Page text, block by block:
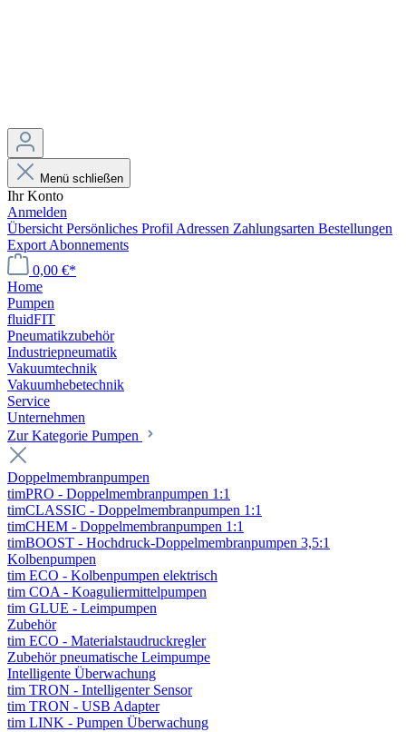
Menü schließen
Ihr Konto
Anmelden
Übersicht Persönliches Profil Adressen Zahlungsarten Bestellungen
Export Abonnements
0,00 €*
Home
Pumpen
fluidFIT
Pneumatikzubehör
Industriepneumatik
Vakuumtechnik
Vakuumhebetechnik
Service
Unternehmen
Zur Kategorie Pumpen
Doppelmembranpumpen
timPRO - Doppelmembranpumpen 1:1
timCLASSIC - Doppelmembranpumpen 1:1
timCHEM - Doppelmembranpumpen 1:1
timBOOST - Hochdruck-Doppelmembranpumpen 3,5:1
Kolbenpumpen
tim ECO - Kolbenpumpen elektrisch
tim COA - Koaguliermittelpumpen
tim GLUE - Leimpumpen
Zubehör
tim ECO - Materialstaudruckregler
Zubehör pneumatische Leimpumpe
Intelligente Überwachung
tim TRON - Intelligenter Sensor
tim TRON - USB Adapter
tim LINK - Pumpen Überwachung